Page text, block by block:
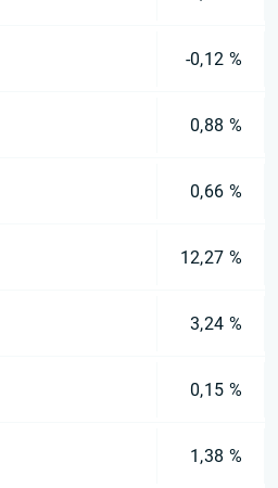
-0,12 %
0,88 %
0,66 %
12,27 %
3,24 %
0,15 %
1,38 %